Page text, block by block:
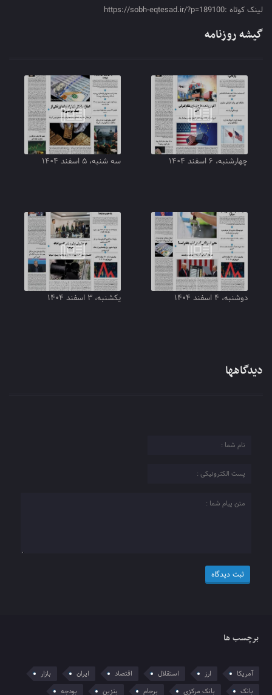
لینک کوتاه :https://sobh-eqtesad.ir/?p=189100
گیشه روزنامه
چهارشنبه، ۶ اسفند ۱۴۰۴ سه شنبه، ۵ اسفند ۱۴۰۴
دوشنبه، ۴ اسفند ۱۴۰۴ یکشنبه، ۳ اسفند ۱۴۰۴
دیدگاهها
برچسب ها
آمریکا ارز استقلال اقتصاد ایران
بازار
بانک
بانک مرکزی برجام بنزین بودجه